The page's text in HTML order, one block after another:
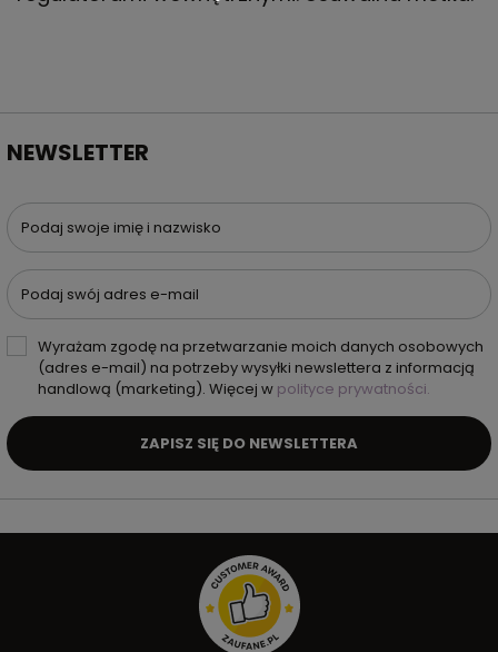
NEWSLETTER
Podaj swoje imię i nazwisko
Podaj swój adres e-mail
Wyrażam zgodę na przetwarzanie moich danych osobowych
(adres e-mail) na potrzeby wysyłki newslettera z informacją
handlową (marketing). Więcej w polityce prywatności.
ZAPISZ SIĘ DO NEWSLETTERA